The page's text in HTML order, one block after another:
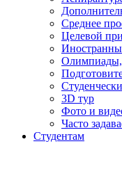
Среднее
Целевой
Олимпиады,
3D тур
Фото и
Часто
Студентам